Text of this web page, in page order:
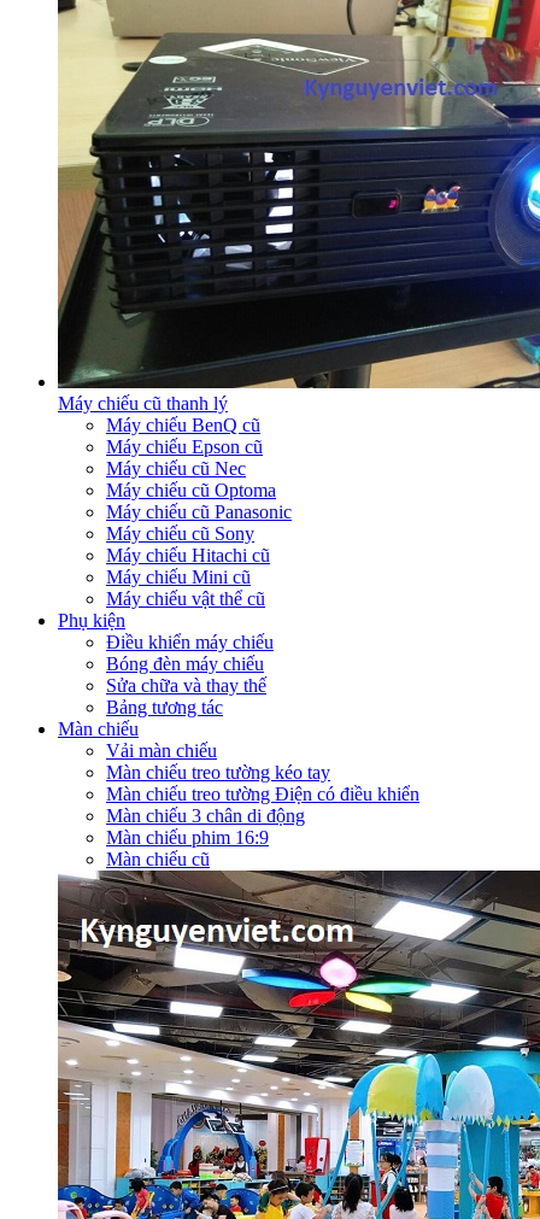
Máy chiếu cũ thanh lý
Máy chiếu BenQ cũ
Máy chiếu Epson cũ
Máy chiếu cũ Nec
Máy chiếu cũ Optoma
Máy chiếu cũ Panasonic
Máy chiếu cũ Sony
Máy chiếu Hitachi cũ
Máy chiếu Mini cũ
Máy chiếu vật thể cũ
Phụ kiện
Điều khiển máy chiếu
Bóng đèn máy chiếu
Sửa chữa và thay thế
Bảng tương tác
Màn chiếu
Vải màn chiếu
Màn chiếu treo tường kéo tay
Màn chiếu treo tường Điện có điều khiển
Màn chiếu 3 chân di động
Màn chiếu phim 16:9
Màn chiếu cũ